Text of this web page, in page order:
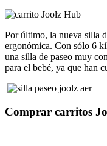
Por último, la nueva silla
ergonómica. Con sólo 6
una silla de paseo muy
para el bebé, ya que han
Comprar carritos